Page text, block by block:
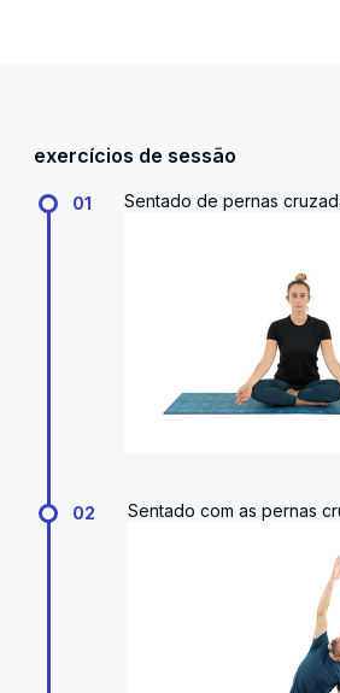
exercícios de sessão
01 Sentado de pernas
02 Sentado com as pernas